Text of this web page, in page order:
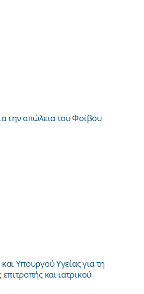
την απώλεια του Φοίβου
Υπουργού Υγείας για τη
και ιατρικού